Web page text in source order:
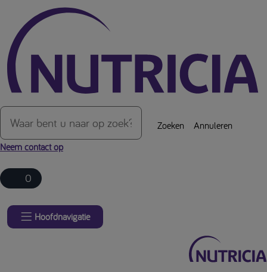
Over de inhoud van de pagina
Zoeken
Annuleren
Neem contact op
0
Hoofdnavigatie